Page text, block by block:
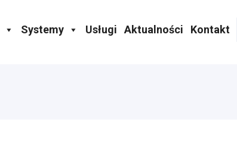
Systemy Usługi Aktualności Kontakt